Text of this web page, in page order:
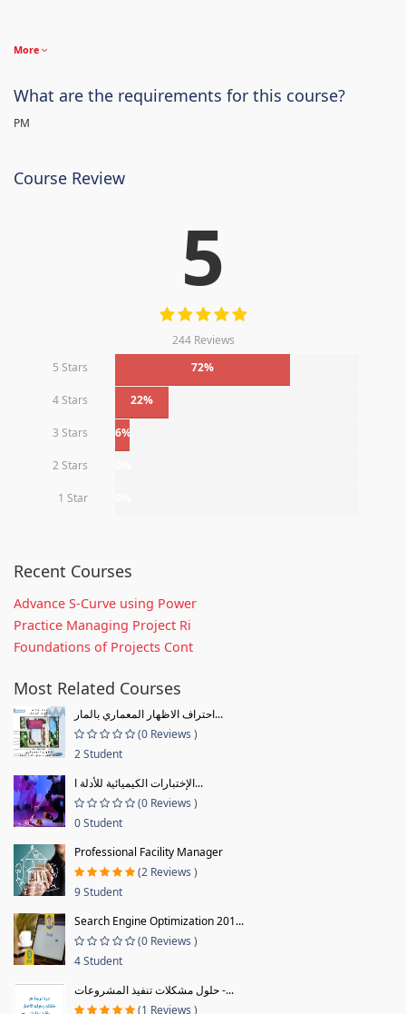
More
What are the requirements for this course?
PM
Course Review
5
244 Reviews
5 Stars
72%
4 Stars 22%
3 Stars 6%
2 Stars
1 Star
Recent Courses
Advance S-Curve using Power
Practice Managing Project Ri
Foundations of Projects Cont
Most Related Courses
احتراف الاظهار المعماري بالمار...
(0 Reviews )
2 Student
الإختبارات الكيميائية للأدلة ا...
(0 Reviews )
0 Student
Professional Facility Manager
(2 Reviews )
9 Student
Search Engine Optimization 201...
(0 Reviews )
4 Student
حلول مشكلات تنفيذ المشروعات -...
(1 Reviews )